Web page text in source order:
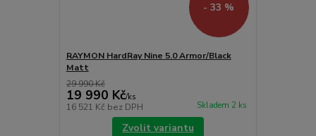
- 33 %
RAYMON HardRay Nine 5.0 Armor/Black
Matt
29 990 Kč
19 990 Kč/ks
16 521 Kč bez DPH Skladem 2 ks
Zvolit variantu